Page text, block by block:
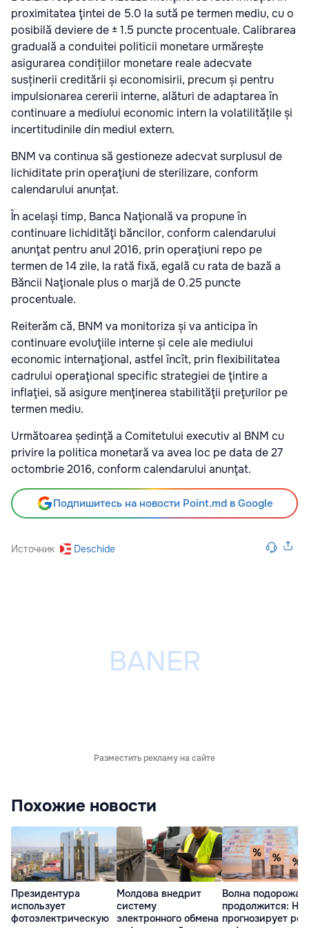
proximitatea ţintei de 5.0 la sută pe termen mediu, cu o
posibilă deviere de ± 1.5 puncte procentuale. Calibrarea
graduală a conduitei politicii monetare urmărește
asigurarea condițiilor monetare reale adecvate
susținerii creditării și economisirii, precum și pentru
impulsionarea cererii interne, alături de adaptarea în
continuare a mediului economic intern la volatilitățile și
incertitudinile din mediul extern.
BNM va continua să gestioneze adecvat surplusul de
lichiditate prin operaţiuni de sterilizare, conform
calendarului anunțat.
În același timp, Banca Naţională va propune în
continuare lichidităţi băncilor, conform calendarului
anunţat pentru anul 2016, prin operaţiuni repo pe
termen de 14 zile, la rată fixă, egală cu rata de bază a
Băncii Naţionale plus o marjă de 0.25 puncte
procentuale.
Reiterăm că, BNM va monitoriza și va anticipa în
continuare evoluţiile interne și cele ale mediului
economic internaţional, astfel încît, prin flexibilitatea
cadrului operaţional specific strategiei de ţintire a
inflaţiei, să asigure menţinerea stabilităţii preţurilor pe
termen mediu.
Următoarea ședinţă a Comitetului executiv al BNM cu
privire la politica monetară va avea loc pe data de 27
octombrie 2016, conform calendarului anunţat.
Подпишитесь на новости Point.md в Google
Источник Deschide
Разместить рекламу на сайте
Похожие новости
Президентура
использует
фотоэлектрическую
Молдова внедрит
систему
электронного обмена
Волна
продолжится:
прогнозирует